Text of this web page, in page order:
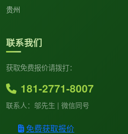
贵州
联系我们
获取免费报价请拨打：
181-2771-8007
联系人：邬先生 | 微信同号
免费获取报价